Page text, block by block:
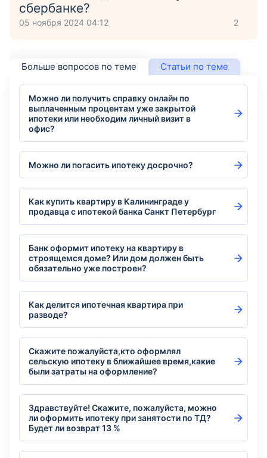
сбербанке?
05 ноября 2024 04:12 2
Больше вопросов по теме Статьи по теме
Можно ли получить справку онлайн по
выплаченным процентам уже закрытой
ипотеки или необходим личный визит в
офис?
Можно ли погасить ипотеку досрочно?
Как купить квартиру в Калининграде у
продавца с ипотекой банка Санкт Петербург
Банк оформит ипотеку на квартиру в
строящемся доме? Или дом должен быть
обязательно уже построен?
Как делится ипотечная квартира при
разводе?
Скажите пожалуйста,кто оформлял
сельскую ипотеку в ближайшее время,какие
были затраты на оформление?
Здравствуйте! Скажите, пожалуйста, можно
ли оформить ипотеку при занятости по ТД?
Будет ли возврат 13 %